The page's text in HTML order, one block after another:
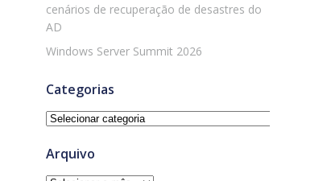
cenários de recuperação de desastres do
AD
Windows Server Summit 2026
Categorias
Categorias
Arquivo